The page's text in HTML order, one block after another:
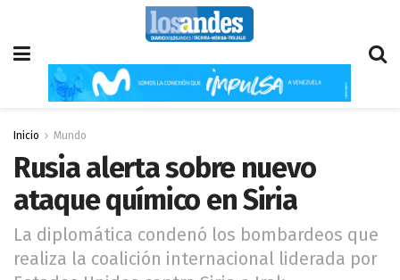
Inicio Mundo
Rusia alerta sobre nuevo
ataque químico en Siria
La diplomática condenó los bombardeos que
realiza la coalición internacional liderada por